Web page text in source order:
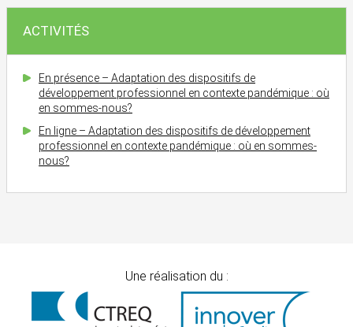
ACTIVITÉS
En présence – Adaptation des dispositifs de
développement professionnel en contexte pandémique : où
en sommes-nous?
En ligne – Adaptation des dispositifs de développement
professionnel en contexte pandémique : où en sommes-
nous?
Une réalisation du :